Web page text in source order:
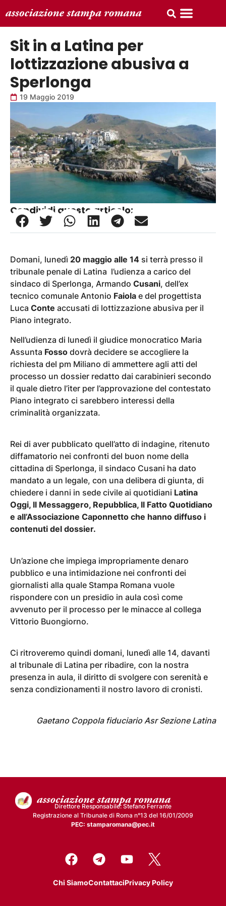
Sit in a Latina per
lottizzazione abusiva a
Sperlonga
19 Maggio 2019
Condividi questo articolo:
Domani, lunedì 20 maggio alle 14 si terrà presso il
tribunale penale di Latina l’udienza a carico del
sindaco di Sperlonga, Armando Cusani, dell’ex
tecnico comunale Antonio Faiola e del progettista
Luca Conte accusati di lottizzazione abusiva per il
Piano integrato.
Nell’udienza di lunedì il giudice monocratico Maria
Assunta Fosso dovrà decidere se accogliere la
richiesta del pm Miliano di ammettere agli atti del
processo un dossier redatto dai carabinieri secondo
il quale dietro l’iter per l’approvazione del contestato
Piano integrato ci sarebbero interessi della
criminalità organizzata.
Rei di aver pubblicato quell’atto di indagine, ritenuto
diffamatorio nei confronti del buon nome della
cittadina di Sperlonga, il sindaco Cusani ha dato
mandato a un legale, con una delibera di giunta, di
chiedere i danni in sede civile ai quotidiani Latina
Oggi, Il Messaggero, Repubblica, Il Fatto Quotidiano
e all’Associazione Caponnetto che hanno diffuso i
contenuti del dossier.
Un’azione che impiega impropriamente denaro
pubblico e una intimidazione nei confronti dei
giornalisti alla quale Stampa Romana vuole
rispondere con un presidio in aula così come
avvenuto per il processo per le minacce al collega
Vittorio Buongiorno.
Ci ritroveremo quindi domani, lunedì alle 14, davanti
al tribunale di Latina per ribadire, con la nostra
presenza in aula, il diritto di svolgere con serenità e
senza condizionamenti il nostro lavoro di cronisti.
Gaetano Coppola fiduciario Asr Sezione Latina
Direttore Responsabile: Stefano Ferrante
Registrazione al Tribunale di Roma n°13 del 16/01/2009
PEC: stamparomana@pec.it
Chi SiamoContattaciPrivacy Policy